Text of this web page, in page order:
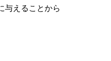
与えることから